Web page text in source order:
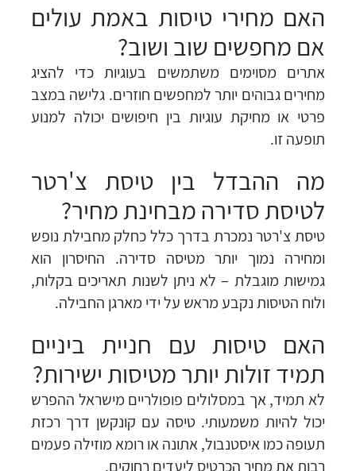
האם מחירי טיסות באמת עולים
אם מחפשים שוב ושוב?
אתרים מסוימים משתמשים בעוגיות כדי להציג
מחירים גבוהים יותר למחפשים חוזרים. גלישה במצב
פרטי או מחיקת עוגיות בין חיפושים יכולה למנוע
תופעה זו.
מה ההבדל בין טיסת צ'רטר
לטיסת סדירה מבחינת מחיר?
טיסת צ'רטר נמכרת בדרך כלל כחלק מחבילת נופש
ומחירה נמוך יותר מטיסה סדירה. החיסרון הוא
גמישות מוגבלת – לא ניתן לשנות תאריכים בקלות,
ולוח הטיסות נקבע מראש על ידי מארגן החבילה.
האם טיסות עם חניית ביניים
תמיד זולות יותר מטיסות ישירות?
לא תמיד, אך במסלולים פופולריים מישראל ההפרש
יכול להיות משמעותי. טיסה עם קונקשן דרך רכזת
תעופה כמו איסטנבול, אתונה או רומא מוזילה פעמים
רבות את מחיר הכרטיס ליעדים רחוקים.